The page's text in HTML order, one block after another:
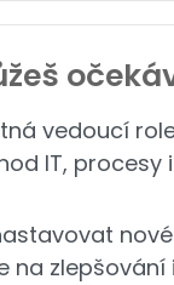
vedoucí
IT, procesy
na zlepšování